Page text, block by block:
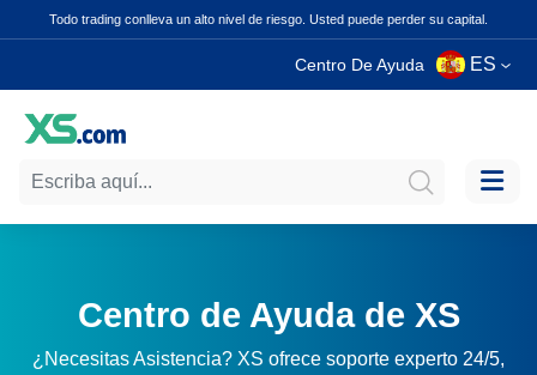
Todo trading conlleva un alto nivel de riesgo. Usted puede perder su capital.
Centro De Ayuda ES
Centro de Ayuda de XS
¿Necesitas Asistencia? XS ofrece soporte experto 24/5,